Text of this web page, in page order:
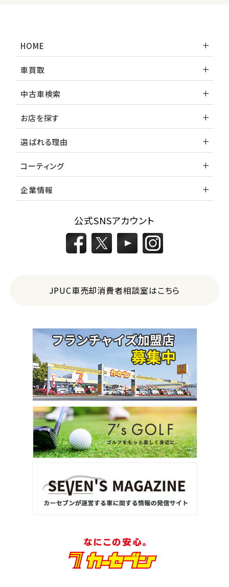
HOME
車買取
中古車検索
お店を探す
選ばれる理由
コーティング
企業情報
公式SNSアカウント
JPUC車売却消費者相談室はこちら